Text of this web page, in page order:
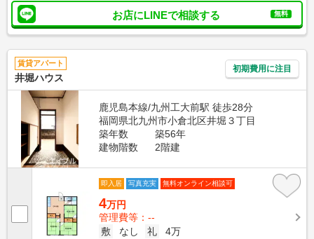
お店にLINEで相談する 無料
賃貸アパート
井堀ハウス
初期費用に注目
鹿児島本線/九州工大前駅 徒歩28分
福岡県北九州市小倉北区井堀３丁目
築年数
築56年
建物階数
2階建
即入居 写真充実 無料オンライン相談可
4万円
管理費等：--
敷
なし 礼
4万